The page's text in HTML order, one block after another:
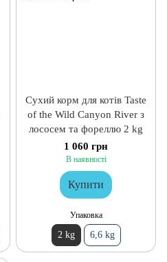
Сухий корм для котів Taste
of the Wild Canyon River з
лососем та фореллю 2 kg
1 060 грн
В наявності
Купити
Упаковка
2 kg 6,6 kg